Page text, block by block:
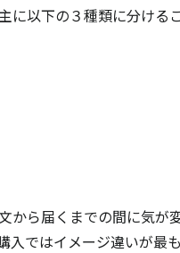
以下の３種類に分ける
から届くまでの間に気が
ではイメージ違いが最も